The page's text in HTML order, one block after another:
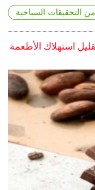
من التحقيقات السياحية
استهلاك الأطعمة